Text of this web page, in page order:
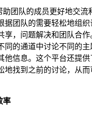
助团队的成员更好地交流
据团队的需要轻松地组织
享，问题解决和团队合作
同的通道中讨论不同的
他信息。这个平台还提供
地找到之前的讨论，从
率